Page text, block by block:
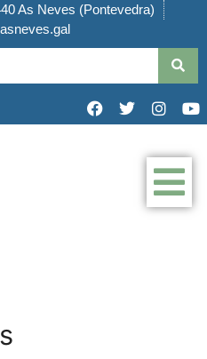
As Neves (Pontevedra)